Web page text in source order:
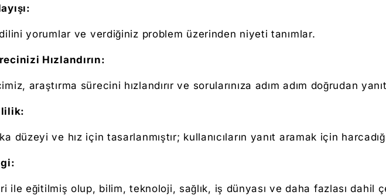
dilini yorumlar ve verdiğiniz problem üzerinden niyeti tanımlar.
Hızlandırın:
araştırma sürecini hızlandırır ve sorularınıza adım adım doğrudan
düzeyi ve hız için tasarlanmıştır; kullanıcıların yanıt aramak için
ile eğitilmiş olup, bilim, teknoloji, sağlık, iş dünyası ve daha fazlası dahil